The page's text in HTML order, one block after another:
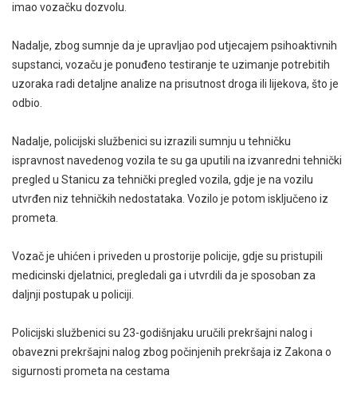
imao vozačku dozvolu.
Nadalje, zbog sumnje da je upravljao pod utjecajem psihoaktivnih
supstanci, vozaču je ponuđeno testiranje te uzimanje potrebitih
uzoraka radi detaljne analize na prisutnost droga ili lijekova, što je
odbio.
Nadalje, policijski službenici su izrazili sumnju u tehničku
ispravnost navedenog vozila te su ga uputili na izvanredni tehnički
pregled u Stanicu za tehnički pregled vozila, gdje je na vozilu
utvrđen niz tehničkih nedostataka. Vozilo je potom isključeno iz
prometa.
Vozač je uhićen i priveden u prostorije policije, gdje su pristupili
medicinski djelatnici, pregledali ga i utvrdili da je sposoban za
daljnji postupak u policiji.
Policijski službenici su 23-godišnjaku uručili prekršajni nalog i
obavezni prekršajni nalog zbog počinjenih prekršaja iz Zakona o
sigurnosti prometa na cestama